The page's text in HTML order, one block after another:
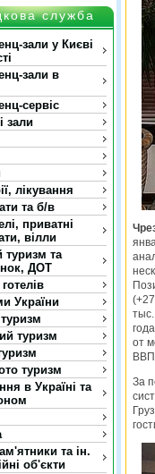
служба
зали у Києві
зали в
сервіс
зали
лікування
та б/в
приватні
вілли
туризм та
ДОТ
України
туризм
туризм
в Україні та
та ін.
об'єкти
от
ВВП
За